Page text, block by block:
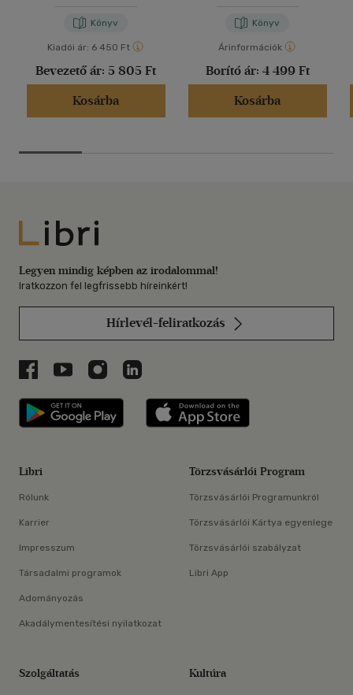
Könyv
Kiadói ár: 6 450 Ft
Bevezető ár: 5 805 Ft
Kosárba
Könyv
Árinformációk
Borító ár: 4 499 Ft
Kosárba
Libri
Legyen mindig képben az irodalommal!
Iratkozzon fel legfrissebb híreinkért!
Hírlevél-feliratkozás
Libri a Facebookon
Libri a Youtube-on
Libri az Instagramon
Libri a LinkedInen
Libri applikáció Szerezd meg: Google
Libri
Rólunk
Karrier
Impresszum
Társadalmi programok
Adományozás
Akadálymentesítési nyilatkozat
Törzsvásárlói Program
Törzsvásárlói Programunkról
Törzsvásárlói Kártya egyenlege
Törzsvásárlói szabályzat
Libri App
Szolgáltatás Kultúra